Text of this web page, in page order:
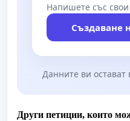
Напишете със
Създаване
Данните ви
Други петиции, които